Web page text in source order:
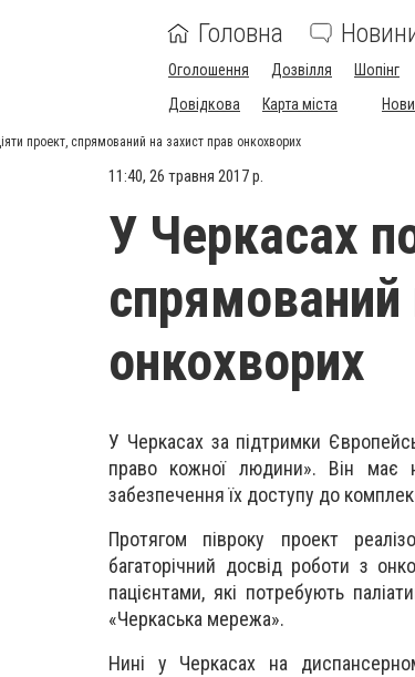
Головна
Оголошення Дозвілля Шопінг
Довідкова
Карта міста
проект, спрямований на захист прав онкохворих
11:40, 26 травня 2017 р.
У Черкасах
спрямований
онкохворих
У Черкасах за підтримки
право кожної людини». Він має
забезпечення їх доступу до
Протягом півроку проект
багаторічний досвід роботи з
пацієнтами, які потребують
«Черкаська мережа».
Нині у Черкасах на